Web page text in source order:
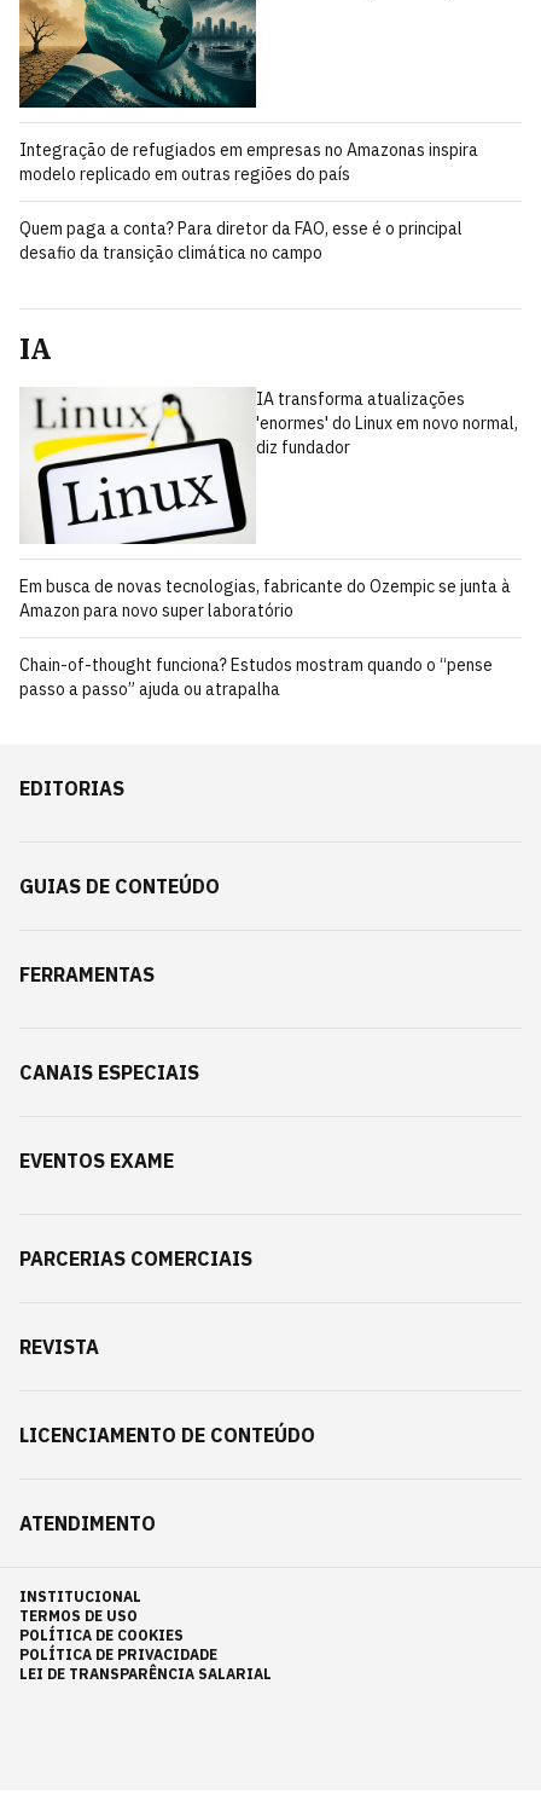
Integração de refugiados em empresas no Amazonas inspira
modelo replicado em outras regiões do país
Quem paga a conta? Para diretor da FAO, esse é o principal
desafio da transição climática no campo
IA
IA transforma atualizações
'enormes' do Linux em novo normal,
diz fundador
Em busca de novas tecnologias, fabricante do Ozempic se junta à
Amazon para novo super laboratório
Chain-of-thought funciona? Estudos mostram quando o “pense
passo a passo” ajuda ou atrapalha
EDITORIAS
GUIAS DE CONTEÚDO
FERRAMENTAS
CANAIS ESPECIAIS
EVENTOS EXAME
PARCERIAS COMERCIAIS
REVISTA
LICENCIAMENTO DE CONTEÚDO
ATENDIMENTO
INSTITUCIONAL
TERMOS DE USO
POLÍTICA DE COOKIES
POLÍTICA DE PRIVACIDADE
LEI DE TRANSPARÊNCIA SALARIAL